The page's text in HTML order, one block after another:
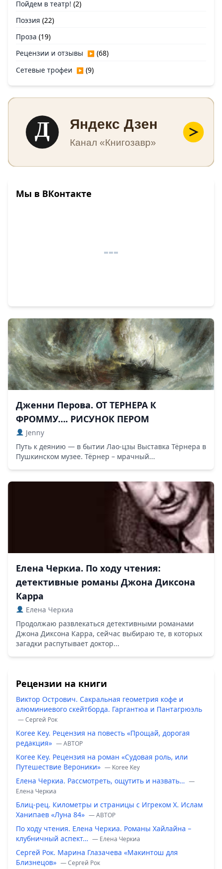
Дженни Перова. ОТ ТЕРНЕРА К
ФРОММУ…. РИСУНОК ПЕРОМ
Jenny
Путь к деянию — в бытии Лао-цзы Выставка Тёрнера в
Пушкинском музее. Тёрнер – мрачный...
Елена Черкиа. По ходу чтения:
детективные романы Джона Диксона
Карра
Елена Черкиа
Продолжаю развлекаться детективными романами
Джона Диксона Карра, сейчас выбираю те, в которых
загадки распутывает доктор...
Рецензии на книги
Виктор Острович. Сакральная геометрия кофе и
алюминиевого скейтборда. Гаргантюа и Пантагрюэль
— Сергей Рок
Koree Key. Рецензия на повесть «Прощай, дорогая
редакция» — ABTOP
Koree Key. Рецензия на роман «Судовая роль, или
Путешествие Вероники» — Koree Key
Елена Черкиа. Рассмотреть, ощутить и назвать… —
Елена Черкиа
Блиц-рец. Километры и страницы с Игреком Х. Ислам
Ханипаев «Луна 84» — ABTOP
По ходу чтения. Елена Черкиа. Романы Хайлайна –
клубничный аспект… — Елена Черкиа
Сергей Рок. Марина Глазачева «Макинтош для
Близнецов» — Сергей Рок
Пойдем в театр! (2)
Поэзия (22)
Проза (19)
Рецензии и отзывы ▶ (68)
Сетевые трофеи ▶ (9)
Д Яндекс Дзен
Канал «Книгозавр»
Мы в ВКонтакте